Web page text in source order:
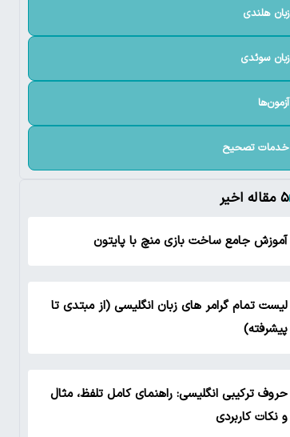
زبان هلندی
زبان سوئدی
آزمون‌ها
خدمات تصحیح
۵ مقاله اخیر
آموزش جامع ساخت بازی منچ با پایتون
لیست تمام گرامر های زبان انگلیسی (از مبتدی تا
پیشرفته)
حروف ترکیبی انگلیسی: راهنمای کامل تلفظ، مثال
و نکات کاربردی